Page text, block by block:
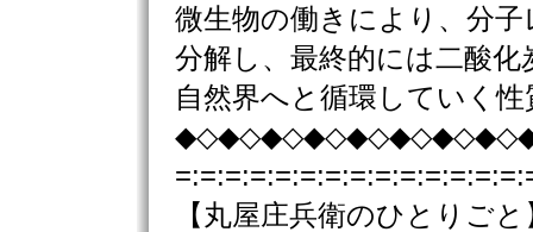
微生物の働きにより、分
分解し、最終的には二酸
自然界へと循環していく性
【丸屋庄兵衛のひとりごと